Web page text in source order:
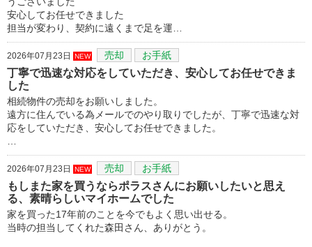
安心してお任せできました
担当が変わり、契約に遠くまで足を運…
2026年07月23日 NEW 売却 お手紙
丁寧で迅速な対応をしていただき、安心してお任せできま
した
相続物件の売却をお願いしました。
遠方に住んでいる為メールでのやり取りでしたが、丁寧で迅速な対
応をしていただき、安心してお任せできました。
2026年07月23日 NEW 売却 お手紙
もしまた家を買うならポラスさんにお願いしたいと思え
る、素晴らしいマイホームでした
家を買った17年前のことを今でもよく思い出せる。
当時の担当してくれた森田さん、ありがとう。